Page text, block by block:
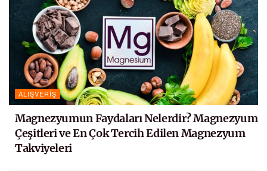
ALIŞVERIŞ
Magnezyumun Faydaları Nelerdir? Magnezyum
Çeşitleri ve En Çok Tercih Edilen Magnezyum
Takviyeleri